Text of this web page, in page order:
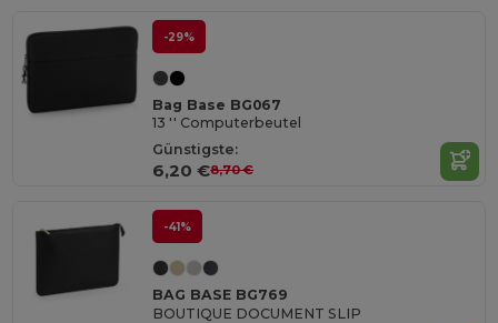
-29%
Bag Base BG067
13 '' Computerbeutel
Günstigste:
6,20 €8,70 €
-41%
BAG BASE BG769
BOUTIQUE DOCUMENT SLIP